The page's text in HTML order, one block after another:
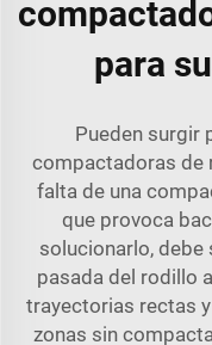
para
Pueden surgir
compactadoras de
falta de una
que provoca
solucionarlo,
pasada del rodillo
trayectorias rectas
zonas sin